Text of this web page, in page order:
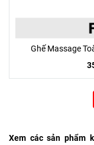
Xem các sản phẩm